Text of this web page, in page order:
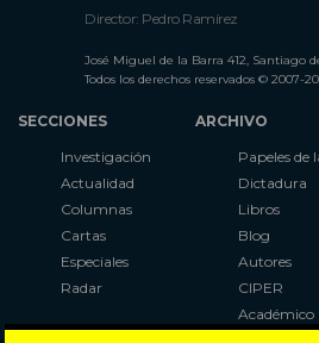
Director: Pedro Ramírez
José Miguel de la Barra 412, Santiago
Todos los derechos reservados © 2007-
SECCIONES
Investigación
Actualidad
Columnas
Cartas
Especiales
Radar
ARCHIVO
Papeles de
Dictadura
Libros
Blog
Autores
CIPER
Académico